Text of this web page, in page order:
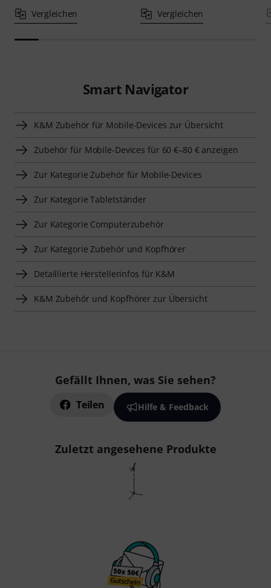
Vergleichen Vergleichen
Smart Navigator
K&M Zubehör für Mobile-Devices zur Übersicht
Zubehör für Mobile-Devices für 60 €–80 € anzeigen
Zur Kategorie Zubehör für Mobile-Devices
Zur Kategorie Tabletständer
Zur Kategorie Computerzubehör
Zur Kategorie Zubehör und Kopfhörer
Detaillierte Herstellerinfos für K&M
K&M Zubehör und Kopfhörer zur Übersicht
Gefällt Ihnen, was Sie sehen?
Teilen Hilfe & Feedback
Zuletzt angesehene Produkte